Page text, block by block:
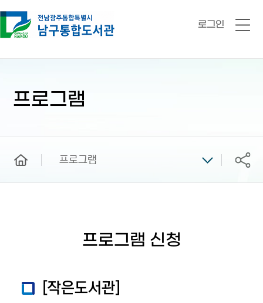
로그인
전
프로그램
프로그램 공유
프로그램 신청
[작은도서관]